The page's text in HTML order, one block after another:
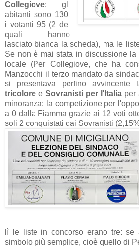
Collegiove: gli
abitanti sono 130,
i votanti 95 (2 dei
quali hanno
lasciato bianca la scheda), ma le
Se non è mai stata in discussione la
locale (Per Collegiove, che ha
Manzocchi il terzo mandato da
si presentava perfino
tricolore e Sovranisti per l'Italia per
minoranza: la competizione per
a 0 dalla Fiamma grazie ai 12 voti
soli 2 conquistati dai Sovranisti
lì le liste in concorso erano tre: se
simbolo più semplice, cioè quello di